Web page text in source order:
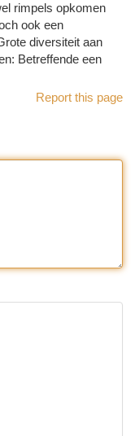
rimpels opkomen
ook een
diversiteit aan
Betreffende een
Report this page